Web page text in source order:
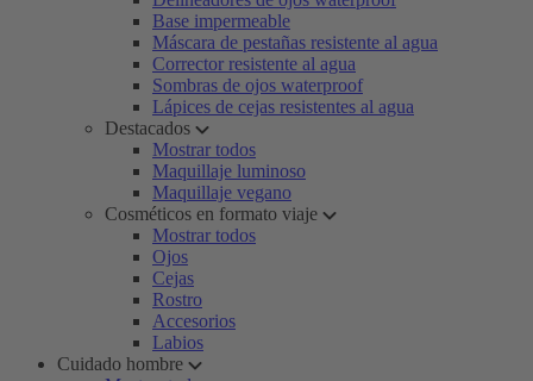
Base impermeable
Máscara de pestañas resistente al agua
Corrector resistente al agua
Sombras de ojos waterproof
Lápices de cejas resistentes al agua
Destacados
Mostrar todos
Maquillaje luminoso
Maquillaje vegano
Cosméticos en formato viaje
Mostrar todos
Ojos
Cejas
Rostro
Accesorios
Labios
Cuidado hombre